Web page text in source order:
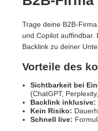
Trage deine B2B-
und Copilot auffindbar.
Backlink zu deiner
Vorteile des
Sichtbarkeit bei
(ChatGPT,
Backlink inklusive:
Kein Risiko:
Schnell live: